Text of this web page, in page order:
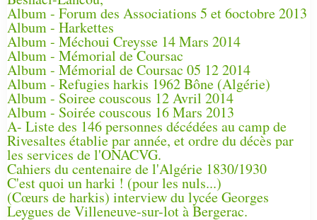
Album - Forum des Associations 5 et 6octobre 2013
Album - Harkettes
Album - Méchoui Creysse 14 Mars 2014
Album - Mémorial de Coursac
Album - Mémorial de Coursac 05 12 2014
Album - Refugies harkis 1962 Bône (Algérie)
Album - Soiree couscous 12 Avril 2014
Album - Soirée couscous 16 Mars 2013
A- Liste des 146 personnes décédées au camp de
Rivesaltes établie par année, et ordre du décès par
les services de l'ONACVG.
Cahiers du centenaire de l'Algérie 1830/1930
C'est quoi un harki ! (pour les nuls...)
(Cœurs de harkis) interview du lycée Georges
Leygues de Villeneuve-sur-lot à Bergerac.